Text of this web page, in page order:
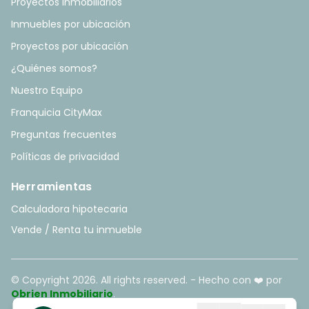
Inmuebles por ubicación
Proyectos por ubicación
¿Quiénes somos?
Nuestro Equipo
Franquicia CityMax
Preguntas frecuentes
Políticas de privacidad
Herramientas
Calculadora hipotecaria
Vende / Renta tu inmueble
© Copyright 2026. All rights reserved. - Hecho con ❤️ por
Obrien Inmobiliario.